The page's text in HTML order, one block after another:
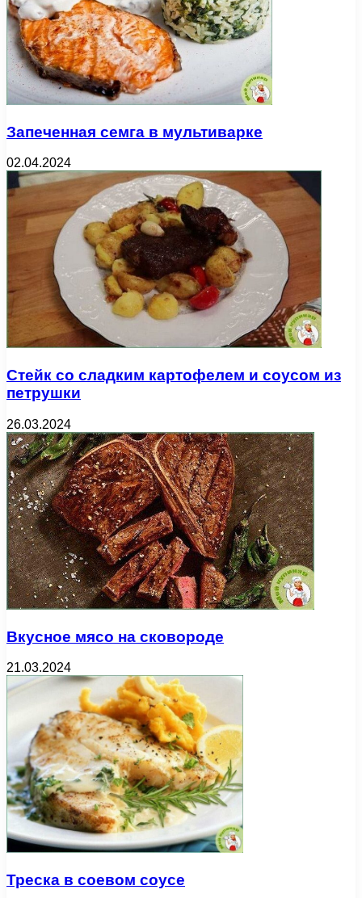
Запеченная семга в мультиварке
02.04.2024
Стейк со сладким картофелем и соусом из
петрушки
26.03.2024
Вкусное мясо на сковороде
21.03.2024
Треска в соевом соусе